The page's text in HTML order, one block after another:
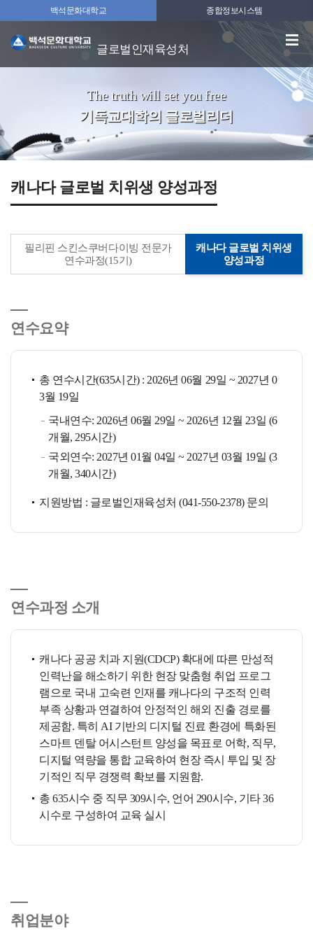
백석문화대학교 종합정보시스템
글로벌인재육성처
The truth will set you free
기독교대학의 글로벌리더
캐나다 글로벌 치위생 양성과정
필리핀 스킨스쿠버다이빙 전문가
연수과정(15기)
캐나다 글로벌 치위생
양성과정
연수요약
총 연수시간(635시간) : 2026년 06월 29일 ~ 2027년 0
3월 19일
국내연수: 2026년 06월 29일 ~ 2026년 12월 23일 (6
개월, 295시간)
국외연수: 2027년 01월 04일 ~ 2027년 03월 19일 (3
개월, 340시간)
지원방법 : 글로벌인재육성처 (041-550-2378) 문의
연수과정 소개
캐나다 공공 치과 지원(CDCP) 확대에 따른 만성적
인력난을 해소하기 위한 현장 맞춤형 취업 프로그
램으로 국내 고숙련 인재를 캐나다의 구조적 인력
부족 상황과 연결하여 안정적인 해외 진출 경로를
제공함. 특히 AI 기반의 디지털 진료 환경에 특화된
스마트 덴탈 어시스턴트 양성을 목표로 어학, 직무,
디지털 역량을 통합 교육하여 현장 즉시 투입 및 장
기적인 직무 경쟁력 확보를 지원함.
총 635시수 중 직무 309시수, 언어 290시수, 기타 36
시수로 구성하여 교육 실시
취업분야